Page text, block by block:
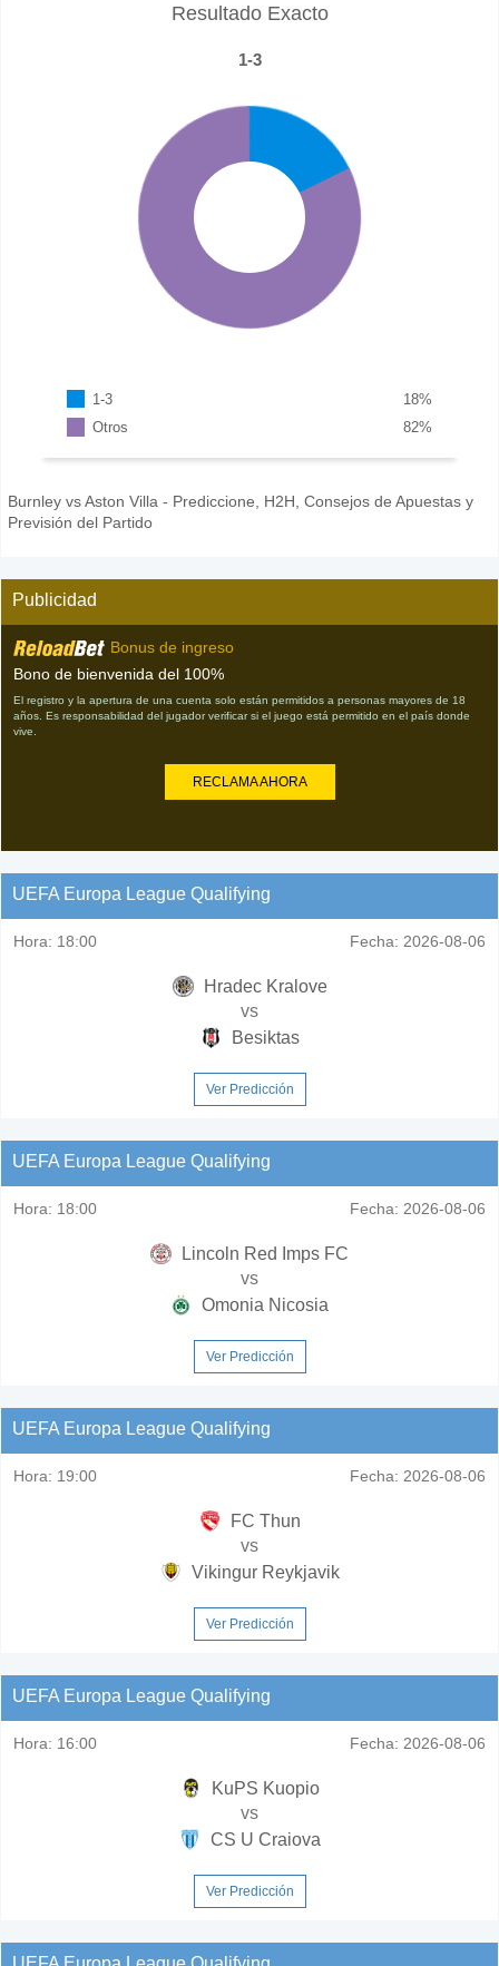
Resultado Exacto
1-3
1-3 %
18
Otros
%
82
Burnley vs Aston Villa - Prediccione, H2H, Consejos de Apuestas y
Previsión del Partido
Publicidad
Bonus de ingreso
Bono de bienvenida del 100%
El registro y la apertura de una cuenta solo están permitidos a personas mayores de 18
años. Es responsabilidad del jugador verificar si el juego está permitido en el país donde
vive.
RECLAMA AHORA
UEFA Europa League Qualifying
Hora: 18:00 Fecha: 2026-08-06
Hradec Kralove
vs
Besiktas
Ver Predicción
UEFA Europa League Qualifying
Hora: 18:00 Fecha: 2026-08-06
Lincoln Red Imps FC
vs
Omonia Nicosia
Ver Predicción
UEFA Europa League Qualifying
Hora: 19:00 Fecha: 2026-08-06
FC Thun
vs
Vikingur Reykjavik
Ver Predicción
UEFA Europa League Qualifying
Hora: 16:00 Fecha: 2026-08-06
KuPS Kuopio
vs
CS U Craiova
Ver Predicción